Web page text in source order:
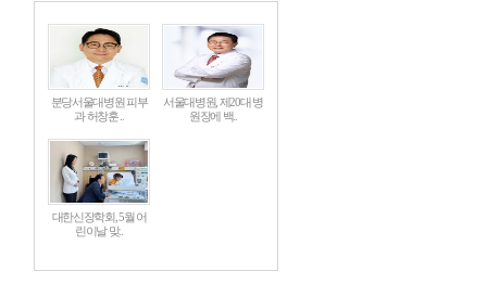
분당서울대병원 피부
과 허창훈 ..
서울대병원, 제20대 병
원장에 백..
대한신장학회, 5월 어
린이날 맞..